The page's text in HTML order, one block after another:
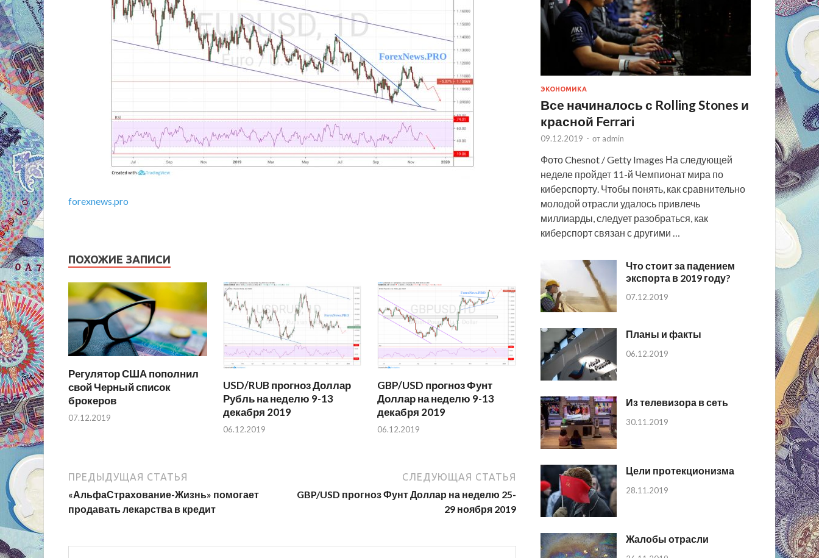
forexnews.pro
ПОХОЖИЕ ЗАПИСИ
Регулятор США пополнил
свой Черный список
брокеров
07.12.2019
USD/RUB прогноз Доллар
Рубль на неделю 9-13
декабря 2019
06.12.2019
GBP/USD прогноз Фунт
Доллар на неделю 9-13
декабря 2019
06.12.2019
ПРЕДЫДУЩАЯ СТАТЬЯ
«АльфаСтрахование-Жизнь» помогает
продавать лекарства в кредит
СЛЕДУЮЩАЯ СТАТЬЯ
GBP/USD прогноз Фунт Доллар на неделю 25-
29 ноября 2019
ЭКОНОМИКА
Все начиналось с Rolling Stones и
красной Ferrari
09.12.2019 - от admin
Фото Chesnot / Getty Images На следующей
неделе пройдет 11-й Чемпионат мира по
киберспорту. Чтобы понять, как сравнительно
молодой отрасли удалось привлечь
миллиарды, следует разобраться, как
киберспорт связан с другими …
Что стоит за падением
экспорта в 2019 году?
07.12.2019
Планы и факты
06.12.2019
Из телевизора в сеть
30.11.2019
Цели протекционизма
28.11.2019
Жалобы отрасли